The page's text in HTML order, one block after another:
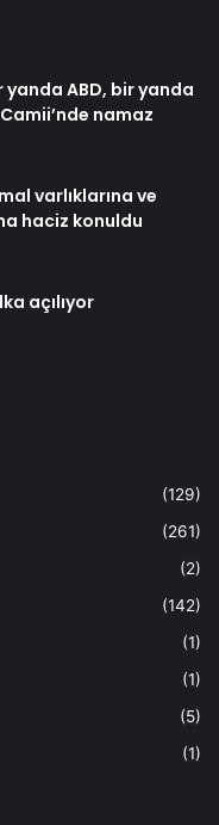
yanda ABD, bir yanda
namaz
varlıklarına ve
haciz konuldu
açılıyor
(129)
(261)
(2)
(142)
(1)
(1)
(5)
(1)